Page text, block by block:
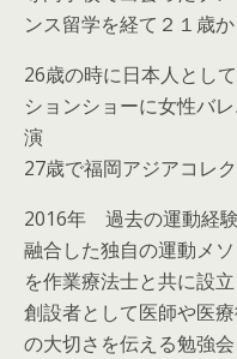
ンス留学を経て２１歳
26歳の時に日本人とし
ションショーに女性バ
演
27歳で福岡アジアコレ
2016年 過去の運動経
融合した独自の運動メ
を作業療法士と共に設立
創設者として医師や医
の大切さを伝える勉強